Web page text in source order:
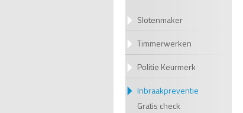
Slotenmaker
Timmerwerken
Politie Keurmerk
Inbraakpreventie
Gratis check